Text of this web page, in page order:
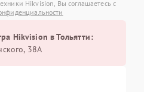
Hikvision, Вы соглашаетесь с
Hikvision в Тольятти:
38А